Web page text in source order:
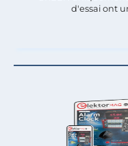
d'essai ont